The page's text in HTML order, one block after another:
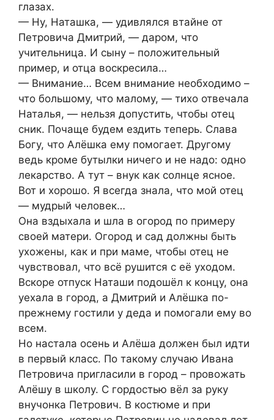
глазах.
— Ну, Наташка, — удивлялся втайне от
Петровича Дмитрий, — даром, что
учительница. И сыну – положительный
пример, и отца воскресила…
— Внимание… Всем внимание необходимо –
что большому, что малому, — тихо отвечала
Наталья, — нельзя допустить, чтобы отец
сник. Почаще будем ездить теперь. Слава
Богу, что Алёшка ему помогает. Другому
ведь кроме бутылки ничего и не надо: одно
лекарство. А тут – внук как солнце ясное.
Вот и хорошо. Я всегда знала, что мой отец
— мудрый человек…
Она вздыхала и шла в огород по примеру
своей матери. Огород и сад должны быть
ухожены, как и при маме, чтобы отец не
чувствовал, что всё рушится с её уходом.
Вскоре отпуск Наташи подошёл к концу, она
уехала в город, а Дмитрий и Алёшка по-
прежнему гостили у деда и помогали ему во
всем.
Но настала осень и Алёша должен был идти
в первый класс. По такому случаю Ивана
Петровича пригласили в город – провожать
Алёшу в школу. С гордостью вёл за руку
внучонка Петрович. В костюме и при